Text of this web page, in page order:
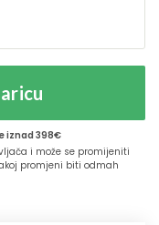
iznad 398€
i može se promijeniti
promjeni biti odmah